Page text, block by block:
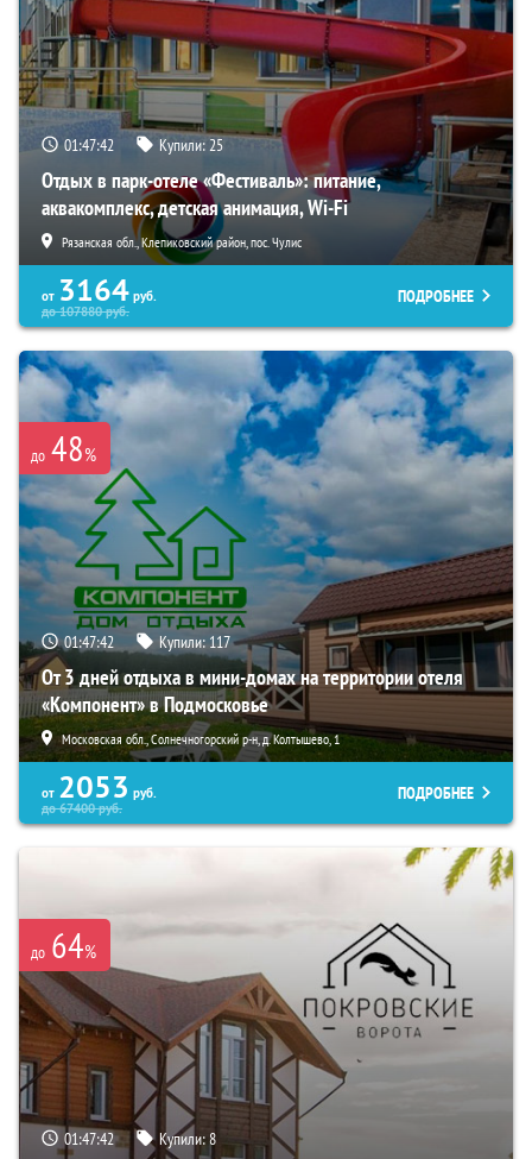
01:47:41 Купили:25
Отдых в парк-отеле «Фестиваль»: питание,
аквакомплекс, детская анимация, Wi-Fi
Рязанская обл., Клепиковский район, пос. Чулис
от 3164 руб.
до107880руб.
ПОДРОБНЕЕ
до 48%
01:47:41 Купили: 117
От 3 дней отдыха в мини-домах на территории отеля
«Компонент» в Подмосковье
Московская обл., Солнечногорский р-н, д. Колтышево, 1
от 2053 руб.
до67400руб.
ПОДРОБНЕЕ
до 64%
01:47:41 Купили:8